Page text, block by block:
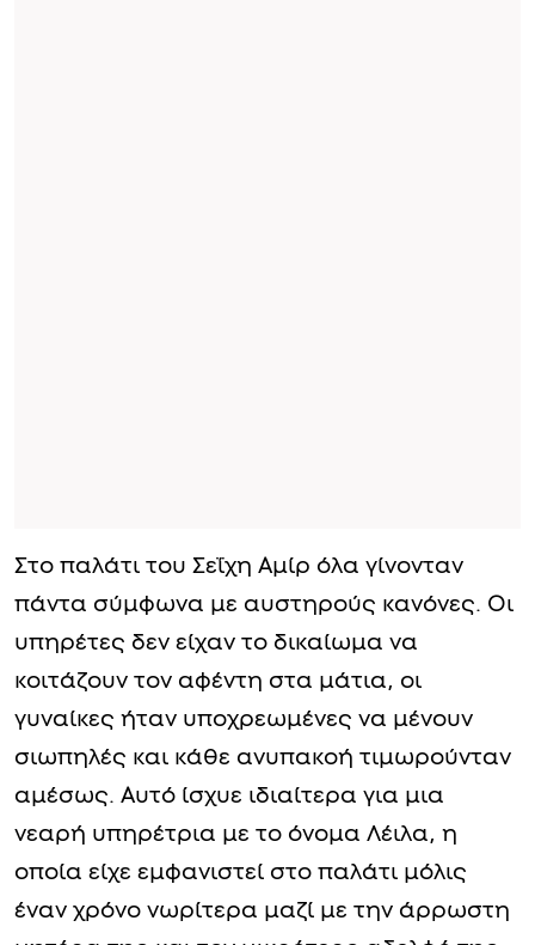
Στο παλάτι του Σεΐχη Αμίρ όλα γίνονταν
πάντα σύμφωνα με αυστηρούς κανόνες. Οι
υπηρέτες δεν είχαν το δικαίωμα να
κοιτάζουν τον αφέντη στα μάτια, οι
γυναίκες ήταν υποχρεωμένες να μένουν
σιωπηλές και κάθε ανυπακοή τιμωρούνταν
αμέσως. Αυτό ίσχυε ιδιαίτερα για μια
νεαρή υπηρέτρια με το όνομα Λέιλα, η
οποία είχε εμφανιστεί στο παλάτι μόλις
έναν χρόνο νωρίτερα μαζί με την άρρωστη